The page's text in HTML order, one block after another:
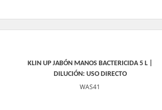
KLIN UP JABÓN MANOS BACTERICIDA 5 L |
DILUCIÓN: USO DIRECTO
WAS41